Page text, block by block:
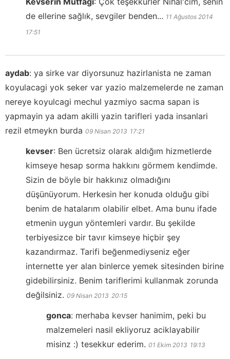
de ellerine sağlık, sevgiler benden... 11 Ağustos 2014
17:51
aydab: ya sirke var diyorsunuz hazirlanista ne zaman
koyulacagi yok seker var yazio malzemelerde ne zaman
nereye koyulcagi mechul yazmiyo sacma sapan is
yapmayin ya adam akilli yazin tarifleri yada insanlari
rezil etmeykn burda 09 Nisan 2013 17:21
kevser: Ben ücretsiz olarak aldığım hizmetlerde
kimseye hesap sorma hakkını görmem kendimde.
Sizin de böyle bir hakkınız olmadığını
düşünüyorum. Herkesin her konuda olduğu gibi
benim de hatalarım olabilir elbet. Ama bunu ifade
etmenin uygun yöntemleri vardır. Bu şekilde
terbiyesizce bir tavır kimseye hiçbir şey
kazandırmaz. Tarifi beğenmediyseniz eğer
internette yer alan binlerce yemek sitesinden birine
gidebilirsiniz. Benim tariflerimi kullanmak zorunda
değilsiniz. 09 Nisan 2013 20:15
gonca: merhaba kevser hanimim, peki bu
malzemeleri nasil ekliyoruz aciklayabilir
misinz :) tesekkur ederim. 01 Ekim 2013 19:13